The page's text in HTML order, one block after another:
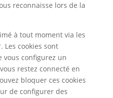
reconnaisse lors de la
à tout moment via les
Les cookies sont
vous configurez un
restez connecté en
bloquer ces cookies
de configurer des